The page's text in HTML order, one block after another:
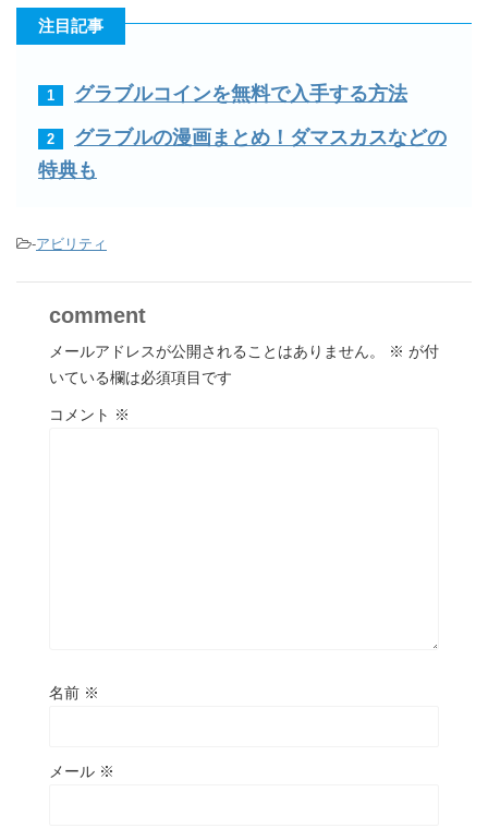
count-cache/sns-count-
cache.php
ml/wp-
content/plugins/sns-
cache.phpon line2927
Google+
ml/wp-
cache.phpon line2921
Pocket
/home/academyg/gurab
uru-
ml/wp-
count-cache/sns-count-
cache.php
注目記事
1 グラブルコインを無料で入手する方法
2
グラブルの漫画まとめ！ダマスカスなどの
特典も
-アビリティ
comment
メールアドレスが公開されることはありません。 ※ が付
いている欄は必須項目です
コメント ※
名前 ※
メール ※